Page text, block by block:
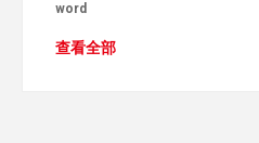
word
查看全部